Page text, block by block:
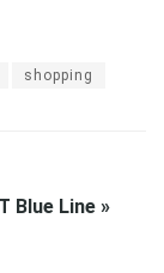
shopping
Blue Line »